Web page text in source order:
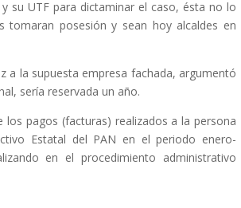
su UTF para dictaminar el caso, ésta no lo
tomaran posesión y sean hoy alcaldes en
a la supuesta empresa fachada, argumentó
sería reservada un año.
pagos (facturas) realizados a la persona
Estatal del PAN en el periodo enero-
en el procedimiento administrativo